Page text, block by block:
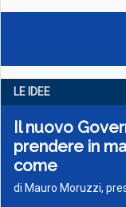
LE IDEE
Il nuovo
prendere in
come
di Mauro Moruzzi,